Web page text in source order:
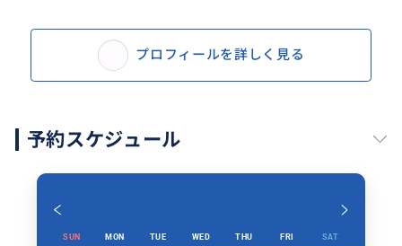
プロフィールを詳しく見る
予約スケジュール
SUN MON TUE WED THU FRI SAT